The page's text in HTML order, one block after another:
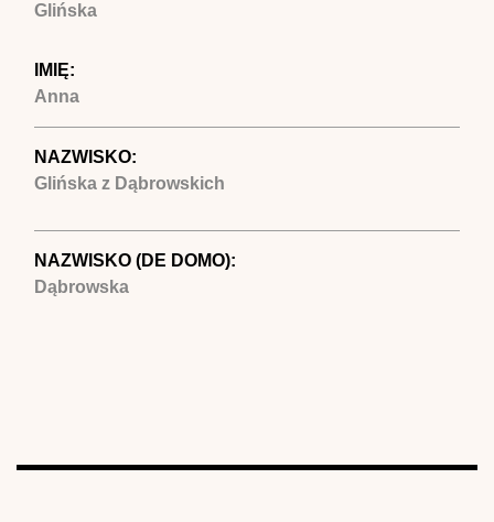
Glińska
IMIĘ:
Anna
NAZWISKO:
Glińska z Dąbrowskich
NAZWISKO (DE DOMO):
Dąbrowska